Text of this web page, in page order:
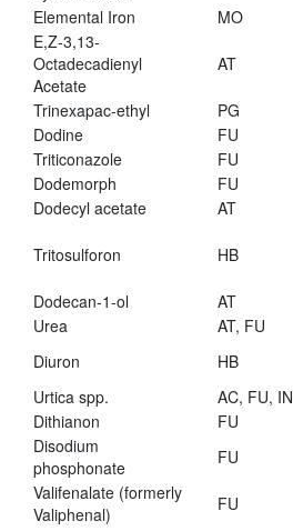
Elemental Iron
MO
E,Z-3,13-
Octadecadienyl
Acetate
AT
Trinexapac-ethyl PG
Dodine
FU
Triticonazole
FU
Dodemorph
FU
Dodecyl acetate
AT
Tritosulforon HB
Dodecan-1-ol
AT
Urea
AT, FU
Diuron
HB
Urtica spp.
AC, FU, IN
Dithianon
FU
Disodium
phosphonate
FU
Valifenalate (formerly
Valiphenal)
FU